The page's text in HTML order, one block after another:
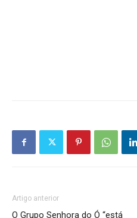
Artigo anterior
O Grupo Senhora do Ó “está